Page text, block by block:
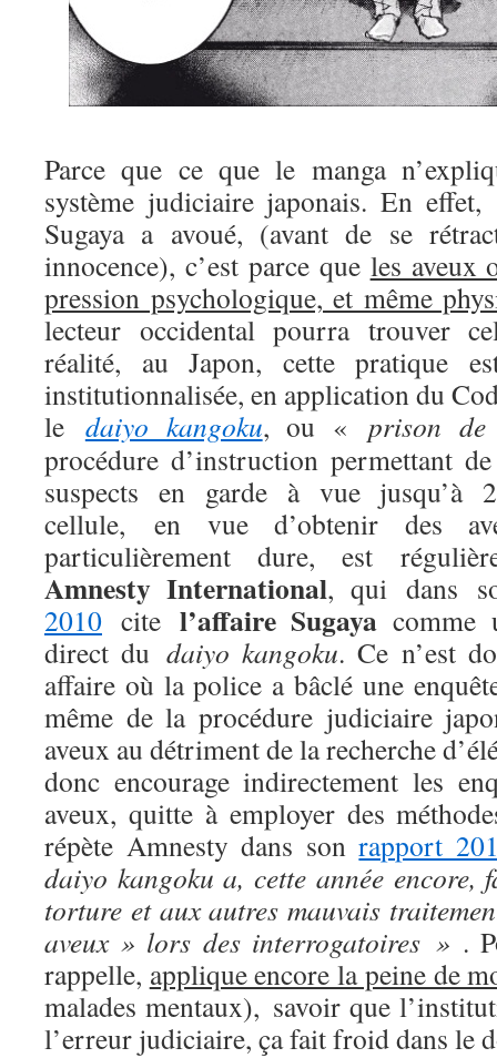
Parce que ce que le manga
système judiciaire japonais. En
Sugaya a avoué, (avant de se
innocence), c’est parce que les aveux
pression psychologique, et même
lecteur occidental pourra trouver
réalité, au Japon, cette pratique
institutionnalisée, en application du
le daiyo kangoku, ou «prison de
procédure d’instruction permettant
suspects en garde à vue jusqu’à
cellule, en vue d’obtenir des
particulièrement dure, est
Amnesty International, qui dans
2010 cite l’affaire Sugaya comme
direct du daiyo kangoku. Ce n’est
affaire où la police a bâclé une
même de la procédure judiciaire
aveux au détriment de la recherche
donc encourage indirectement les
aveux, quitte à employer des
répète Amnesty dans sonrapport
daiyo kangoku a, cette année encore,
torture et aux autres mauvais
aveux » lors des interrogatoires » .
rappelle, applique encore la peine de
malades mentaux), savoir que
l’erreur judiciaire, ça fait froid dans le